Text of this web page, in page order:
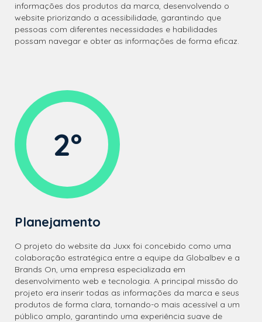
informações dos produtos da marca, desenvolvendo o
website priorizando a acessibilidade, garantindo que
pessoas com diferentes necessidades e habilidades
possam navegar e obter as informações de forma eficaz.
2º
Planejamento
O projeto do website da Juxx foi concebido como uma
colaboração estratégica entre a equipe da Globalbev e a
Brands On, uma empresa especializada em
desenvolvimento web e tecnologia. A principal missão do
projeto era inserir todas as informações da marca e seus
produtos de forma clara, tornando-o mais acessível a um
público amplo, garantindo uma experiência suave de